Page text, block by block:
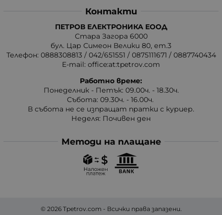
Контакти
ПЕТРОВ ЕЛЕКТРОНИКА ЕООД
Стара Загора 6000
бул. Цар Симеон Велики 80, ет.3
Телефон: 0888308813 / 042/651551 / 0875111671 / 0887740434
E-mail: office:at:tpetrov.com
Работно време:
Понеделник - Петък: 09.00ч. - 18.30ч.
Събота: 09.30ч. - 16.00ч.
В събота не се изпращат пратки с куриер.
Неделя: Почивен ден
Методи на плащане
© 2026 Tpetrov.com - Всички права запазени.